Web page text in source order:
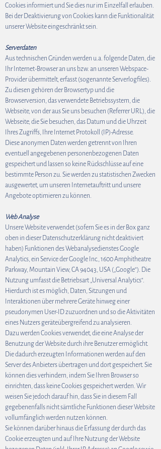
Cookies informiert und Sie dies nur im Einzelfall erlauben.
Bei der Deaktivierung von Cookies kann die Funktionalität
unserer Website eingeschränkt sein.
Serverdaten
Aus technischen Gründen werden u.a. folgende Daten, die
Ihr Internet-Browser an uns bzw. an unseren Webspace-
Provider übermittelt, erfasst (sogenannte Serverlogfiles).
Zu diesen gehören der Browsertyp und die
Browserversion, das verwendete Betriebssystem, die
Webseite, von der aus Sie uns besuchen (Referrer URL), die
Webseite, die Sie besuchen, das Datum und die Uhrzeit
Ihres Zugriffs, Ihre Internet Protokoll (IP)-Adresse.
Diese anonymen Daten werden getrennt von Ihren
eventuell angegebenen personenbezogenen Daten
gespeichert und lassen so keine Rückschlüsse auf eine
bestimmte Person zu. Sie werden zu statistischen Zwecken
ausgewertet, um unseren Internetauftritt und unsere
Angebote optimieren zu können.
Web Analyse
Unsere Website verwendet (sofern Sie es in der Box ganz
oben in dieser Datenschutzerklärung nicht deaktiviert
haben) Funktionen des Webanalysedienstes Google
Analytics, ein Service der Google Inc., 1600 Amphitheatre
Parkway, Mountain View, CA 94043, USA („Google“). Die
Nutzung umfasst die Betriebsart „Universal Analytics“.
Hierdurch ist es möglich, Daten, Sitzungen und
Interaktionen über mehrere Geräte hinweg einer
pseudonymen User-ID zuzuordnen und so die Aktivitäten
eines Nutzers geräteübergreifend zu analysieren.
Dazu werden Cookies verwendet, die eine Analyse der
Benutzung der Website durch ihre Benutzer ermöglicht.
Die dadurch erzeugten Informationen werden auf den
Server des Anbieters übertragen und dort gespeichert. Sie
können dies verhindern, indem Sie Ihren Browser so
einrichten, dass keine Cookies gespeichert werden. Wir
weisen Sie jedoch darauf hin, dass Sie in diesem Fall
gegebenenfalls nicht sämtliche Funktionen dieser Website
vollumfänglich werden nutzen können.
Sie können darüber hinaus die Erfassung der durch das
Cookie erzeugten und auf Ihre Nutzung der Website